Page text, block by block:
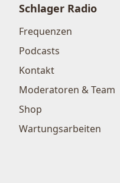
Schlager Radio
Frequenzen
Podcasts
Kontakt
Moderatoren & Team
Shop
Wartungsarbeiten